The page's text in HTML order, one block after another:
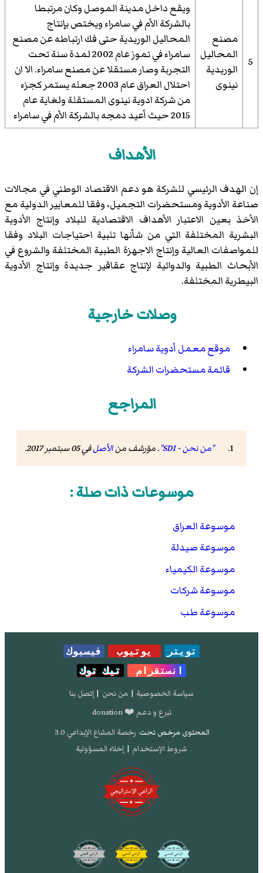
5
مصنع
المحاليل
الوريدية
نينوى
ويقع داخل مدينة الموصل وكان مرتبطا
بالشركة الأم في سامراء ويختص بإنتاج
المحاليل الوريدية حتى فك ارتباطه عن مصنع
سامراء في تموز عام 2002 لمدة سنة تحت
التجربة وصار مستقلا عن مصنع سامراء. الا ان
احتلال العراق عام 2003 جعله يستمر كجزء
من شركة ادوية نينوى المستقلة ولغاية عام
2015 حيث أعيد دمجه بالشركة الأم في سامراء
الأهداف
إن الهدف الرئيسي للشركة هو دعم الاقتصاد الوطني في مجالات
صناعة الأدوية ومستحضرات التجميل، وفقا للمعايير الدولية مع
الأخذ بعين الاعتبار الأهداف الاقتصادية للبلاد وإنتاج الأدوية
البشرية المختلفة التي من شأنها تلبية احتياجات البلاد وفقا
للمواصفات العالية وإنتاج الاجهزة الطبية المختلفة والشروع في
الأبحاث الطبية والدوائية لإنتاج عقاقير جديدة وإنتاج الأدوية
البيطرية المختلفة.
وصلات خارجية
موقع معمل أدوية سامراء
قائمة مستحضرات الشركة
المراجع
"من نحن - SDI" . مؤرشف منالأصلفي 05 سبتمبر 2017 .
موسوعات ذات صلة :
موسوعة العراق
موسوعة صيدلة
موسوعة الكيمياء
موسوعة شركات
موسوعة طب
تويتر يوتيوب
فيسبوك
انستقرام
تيك توك
سياسة الخصوصية | من نحن | إتصل بنا
تبرع و دعم ❤️ donation
المحتوى مرخص تحت رخصة المشاع الإبداعي 3.0
شروط الإستخدام | إخلاء المسؤولية